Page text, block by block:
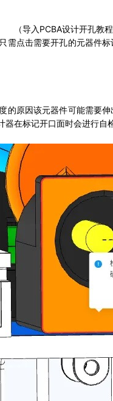
（导入PCBA设计开孔教
需点击需要开孔的元器件
的原因该元器件可能需要
在标记开口面时会进行